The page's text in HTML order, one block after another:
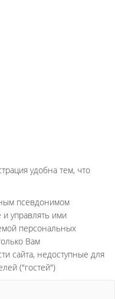
удобна тем, что
псевдонимом
управлять ими
персональных
Вам
сайта, недоступные для
("гостей")